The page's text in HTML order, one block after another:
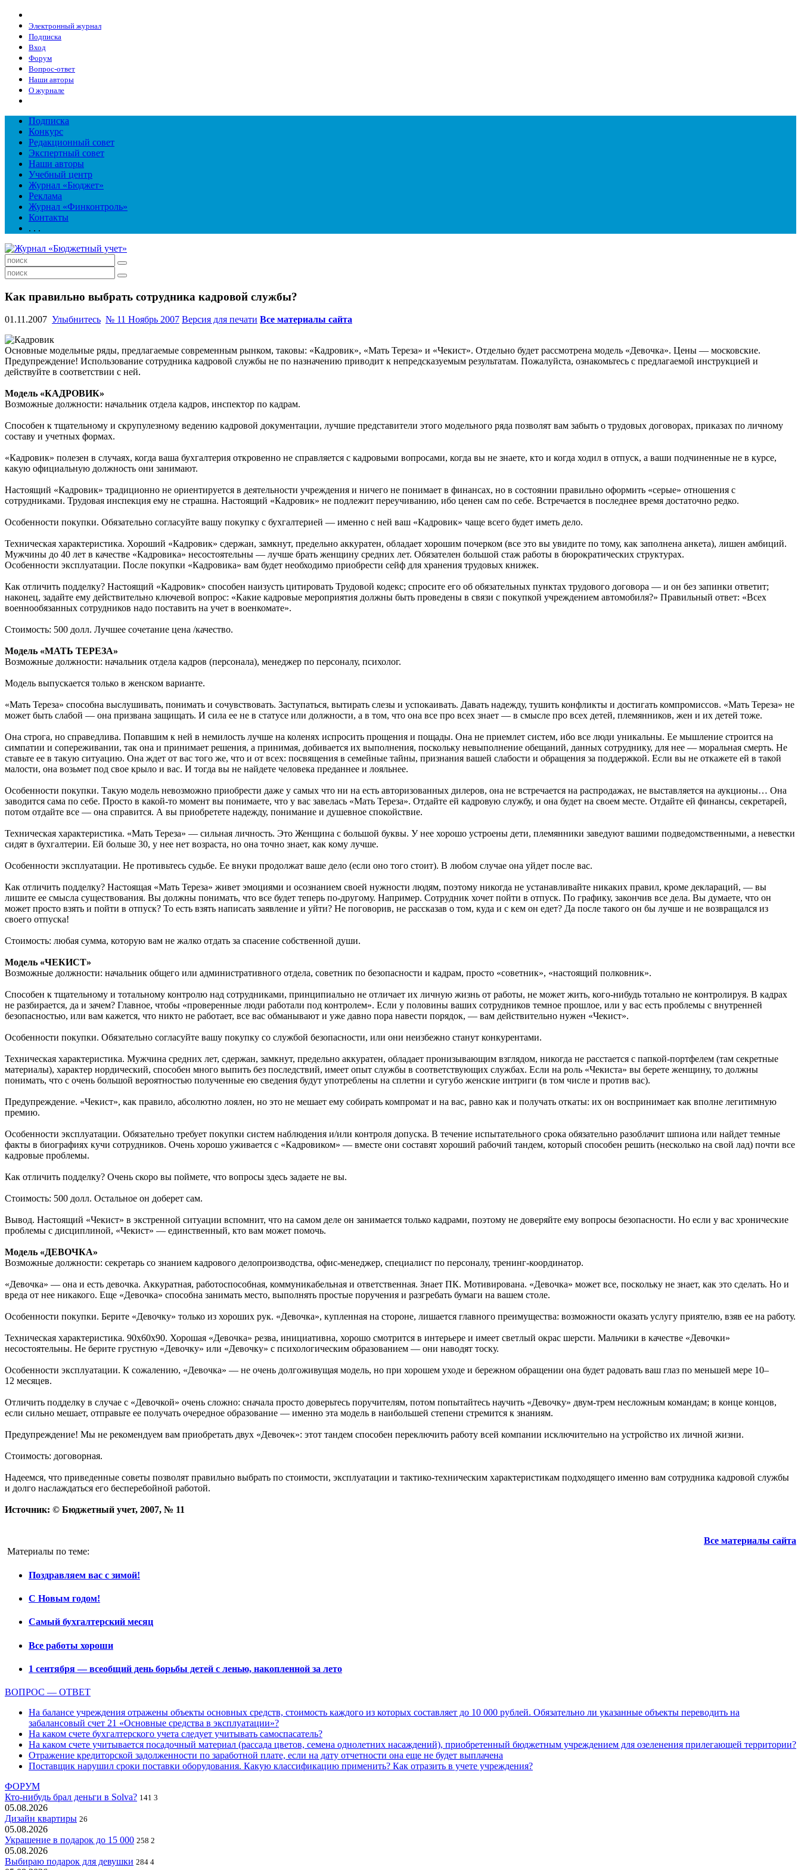
Электронный журнал
Подписка
Вход
Форум
Вопрос-ответ
Наши авторы
О журнале
Подписка
Конкурс
Редакционный совет
Экспертный совет
Наши авторы
Учебный центр
Журнал «Бюджет»
Реклама
Журнал «Финконтроль»
Контакты
. . .
Как правильно выбрать сотрудника кадровой службы?
01.11.2007 Улыбнитесь № 11 Ноябрь 2007 Версия для печати Все материалы сайта
Основные модельные ряды, предлагаемые современным рынком, таковы: «Кадровик», «Мать Тереза» и «Чекист». Отдельно будет рассмотрена модель «Девочка». Цены — московские.
Предупреждение! Использование сотрудника кадровой службы не по назначению приводит к непредсказуемым результатам. Пожалуйста, ознакомьтесь с предлагаемой инструкцией и
действуйте в соответствии с ней.
Модель «КАДРОВИК»
Возможные должности: начальник отдела кадров, инспектор по кадрам.
Способен к тщательному и скрупулезному ведению кадровой документации, лучшие представители этого модельного ряда позволят вам забыть о трудовых договорах, приказах по личному
составу и учетных формах.
«Кадровик» полезен в случаях, когда ваша бухгалтерия откровенно не справляется с кадровыми вопросами, когда вы не знаете, кто и когда ходил в отпуск, а ваши подчиненные не в курсе,
какую официальную должность они занимают.
Настоящий «Кадровик» традиционно не ориентируется в деятельности учреждения и ничего не понимает в финансах, но в состоянии правильно оформить «серые» отношения с
сотрудниками. Трудовая инспекция ему не страшна. Настоящий «Кадровик» не подлежит переучиванию, ибо ценен сам по себе. Встречается в последнее время достаточно редко.
Особенности покупки. Обязательно согласуйте вашу покупку с бухгалтерией — именно с ней ваш «Кадровик» чаще всего будет иметь дело.
Техническая характеристика. Хороший «Кадровик» сдержан, замкнут, предельно аккуратен, обладает хорошим почерком (все это вы увидите по тому, как заполнена анкета), лишен амбиций.
Мужчины до 40 лет в качестве «Кадровика» несостоятельны — лучше брать женщину средних лет. Обязателен большой стаж работы в бюрократических структурах.
Особенности эксплуатации. После покупки «Кадровика» вам будет необходимо приобрести сейф для хранения трудовых книжек.
Как отличить подделку? Настоящий «Кадровик» способен наизусть цитировать Трудовой кодекс; спросите его об обязательных пунктах трудового договора — и он без запинки ответит;
наконец, задайте ему действительно ключевой вопрос: «Какие кадровые мероприятия должны быть проведены в связи с покупкой учреждением автомобиля?» Правильный ответ: «Всех
военнообязанных сотрудников надо поставить на учет в военкомате».
Стоимость: 500 долл. Лучшее сочетание цена /качество.
Модель «МАТЬ ТЕРЕЗА»
Возможные должности: начальник отдела кадров (персонала), менеджер по персоналу, психолог.
Модель выпускается только в женском варианте.
«Мать Тереза» способна выслушивать, понимать и сочувствовать. Заступаться, вытирать слезы и успокаивать. Давать надежду, тушить конфликты и достигать компромиссов. «Мать Тереза» не
может быть слабой — она призвана защищать. И сила ее не в статусе или должности, а в том, что она все про всех знает — в смысле про всех детей, племянников, жен и их детей тоже.
Она строга, но справедлива. Попавшим к ней в немилость лучше на коленях испросить прощения и пощады. Она не приемлет систем, ибо все люди уникальны. Ее мышление строится на
симпатии и сопереживании, так она и принимает решения, а принимая, добивается их выполнения, поскольку невыполнение обещаний, данных сотруднику, для нее — моральная смерть. Не
ставьте ее в такую ситуацию. Она ждет от вас того же, что и от всех: посвящения в семейные тайны, признания вашей слабости и обращения за поддержкой. Если вы не откажете ей в такой
малости, она возьмет под свое крыло и вас. И тогда вы не найдете человека преданнее и лояльнее.
Особенности покупки. Такую модель невозможно приобрести даже у самых что ни на есть авторизованных дилеров, она не встречается на распродажах, не выставляется на аукционы… Она
заводится сама по себе. Просто в какой-то момент вы понимаете, что у вас завелась «Мать Тереза». Отдайте ей кадровую службу, и она будет на своем месте. Отдайте ей финансы, секретарей,
потом отдайте все — она справится. А вы приобретете надежду, понимание и душевное спокойствие.
Техническая характеристика. «Мать Тереза» — сильная личность. Это Женщина с большой буквы. У нее хорошо устроены дети, племянники заведуют вашими подведомственными, а невестки
сидят в бухгалтерии. Ей больше 30, у нее нет возраста, но она точно знает, как кому лучше.
Особенности эксплуатации. Не противьтесь судьбе. Ее внуки продолжат ваше дело (если оно того стоит). В любом случае она уйдет после вас.
Как отличить подделку? Настоящая «Мать Тереза» живет эмоциями и осознанием своей нужности людям, поэтому никогда не устанавливайте никаких правил, кроме деклараций, — вы
лишите ее смысла существования. Вы должны понимать, что все будет теперь по-другому. Например. Сотрудник хочет пойти в отпуск. По графику, закончив все дела. Вы думаете, что он
может просто взять и пойти в отпуск? То есть взять написать заявление и уйти? Не поговорив, не рассказав о том, куда и с кем он едет? Да после такого он бы лучше и не возвращался из
своего отпуска!
Стоимость: любая сумма, которую вам не жалко отдать за спасение собственной души.
Модель «ЧЕКИСТ»
Возможные должности: начальник общего или административного отдела, советник по безопасности и кадрам, просто «советник», «настоящий полковник».
Способен к тщательному и тотальному контролю над сотрудниками, принципиально не отличает их личную жизнь от работы, не может жить, кого-нибудь тотально не контролируя. В кадрах
не разбирается, да и зачем? Главное, чтобы «проверенные люди работали под контролем». Если у половины ваших сотрудников темное прошлое, или у вас есть проблемы с внутренней
безопасностью, или вам кажется, что никто не работает, все вас обманывают и уже давно пора навести порядок, — вам действительно нужен «Чекист».
Особенности покупки. Обязательно согласуйте вашу покупку со службой безопасности, или они неизбежно станут конкурентами.
Техническая характеристика. Мужчина средних лет, сдержан, замкнут, предельно аккуратен, обладает пронизывающим взглядом, никогда не расстается с папкой-портфелем (там секретные
материалы), характер нордический, способен много выпить без последствий, имеет опыт службы в соответствующих службах. Если на роль «Чекиста» вы берете женщину, то должны
понимать, что с очень большой вероятностью полученные ею сведения будут употреблены на сплетни и сугубо женские интриги (в том числе и против вас).
Предупреждение. «Чекист», как правило, абсолютно лоялен, но это не мешает ему собирать компромат и на вас, равно как и получать откаты: их он воспринимает как вполне легитимную
премию.
Особенности эксплуатации. Обязательно требует покупки систем наблюдения и/или контроля допуска. В течение испытательного срока обязательно разоблачит шпиона или найдет темные
факты в биографиях кучи сотрудников. Очень хорошо уживается с «Кадровиком» — вместе они составят хороший рабочий тандем, который способен решить (несколько на свой лад) почти все
кадровые проблемы.
Как отличить подделку? Очень скоро вы поймете, что вопросы здесь задаете не вы.
Стоимость: 500 долл. Остальное он доберет сам.
Вывод. Настоящий «Чекист» в экстренной ситуации вспомнит, что на самом деле он занимается только кадрами, поэтому не доверяйте ему вопросы безо­пасности. Но если у вас хронические
проблемы с дисциплиной, «Чекист» — единственный, кто вам может помочь.
Модель «ДЕВОЧКА»
Возможные должности: секретарь со знанием кадрового делопроизводства, офис-менеджер, специалист по персоналу, тренинг-координатор.
«Девочка» — она и есть девочка. Аккуратная, работоспособная, коммуникабельная и ответственная. Знает ПК. Мотивирована. «Девочка» может все, поскольку не знает, как это сделать. Но и
вреда от нее никакого. Еще «Девочка» способна занимать место, выполнять простые поручения и разгребать бумаги на вашем столе.
Особенности покупки. Берите «Девочку» только из хороших рук. «Девочка», купленная на стороне, лишается главного преимущества: возможности оказать услугу приятелю, взяв ее на работу.
Техническая характеристика. 90х60х90. Хорошая «Девочка» резва, инициативна, хорошо смотрится в интерьере и имеет светлый окрас шерсти. Мальчики в качестве «Девочки»
несостоятельны. Не берите грустную «Девочку» или «Девочку» с психологическим образованием — они наводят тоску.
Особенности эксплуатации. К сожалению, «Девочка» — не очень долгоживущая модель, но при хорошем уходе и бережном обращении она будет радовать ваш глаз по меньшей мере 10–
12 месяцев.
Отличить подделку в случае с «Девочкой» очень сложно: сначала просто доверьтесь поручителям, потом попытайтесь научить «Девочку» двум-трем несложным командам; в конце концов,
если сильно мешает, отправьте ее получать очередное образование — именно эта модель в наибольшей степени стремится к знаниям.
Предупреждение! Мы не рекомендуем вам приобретать двух «Девочек»: этот тандем способен переключить работу всей компании исключительно на устройство их личной жизни.
Стоимость: договорная.
Надеемся, что приведенные советы позволят правильно выбрать по стоимости, эксплуатации и тактико-техническим характеристикам подходящего именно вам сотрудника кадровой службы
и долго наслаждаться его бесперебойной работой.
Источник: © Бюджетный учет, 2007, № 11
Все материалы сайта
Материалы по теме:
Поздравляем вас с зимой!
С Новым годом!
Самый бухгалтерский месяц
Все работы хороши
1 сентября — всеобщий день борьбы детей с ленью, накопленной за лето
ВОПРОС — ОТВЕТ
На балансе учреждения отражены объекты основных средств, стоимость каждого из которых составляет до 10 000 рублей. Обязательно ли указанные объекты переводить на
забалансовый счет 21 «Основные средства в эксплуатации»?
На каком счете бухгалтерского учета следует учитывать самоспасатель?
На каком счете учитывается посадочный материал (рассада цветов, семена однолетних насаждений), приобретенный бюджетным учреждением для озеленения прилегающей территории?
Отражение кредиторской задолженности по заработной плате, если на дату отчетности она еще не будет выплачена
Поставщик нарушил сроки поставки оборудования. Какую классификацию применить? Как отразить в учете учреждения?
ФОРУМ
Кто-нибудь брал деньги в Solva? 141 3
05.08.2026
Дизайн квартиры 26
05.08.2026
Украшение в подарок до 15 000 258 2
05.08.2026
Выбираю подарок для девушки 284 4